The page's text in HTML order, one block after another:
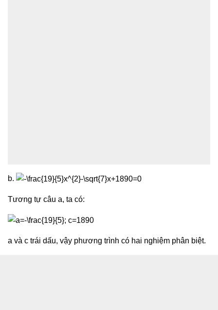
b.
Tương tự câu a, ta có:
a và c trái dấu, vậy phương trình có hai nghiệm phân biệt.